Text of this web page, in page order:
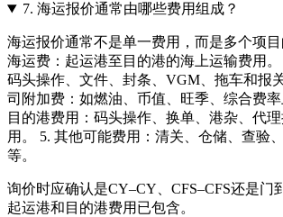
7. 海运报价通常由哪些费用组成？
海运报价通常不是单一费用，而是多个项
海运费：起运港至目的港的海上运输费用。
码头操作、文件、封条、VGM、拖车和报
司附加费：如燃油、币值、旺季、综合费
目的港费用：码头操作、换单、港杂、代
用。 5. 其他可能费用：清关、仓储、查验
等。
询价时应确认是CY–CY、CFS–CFS还是门
起运港和目的港费用已包含。